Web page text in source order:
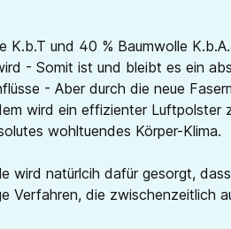
K.b.T und 40 % Baumwolle
- Somit ist und bleibt es ein
- Aber durch die neue
wird ein effizienter
wohltuendes Körper-Klima.
wird natürlcih dafür gesorgt,
Verfahren, die zwischenzeitlich